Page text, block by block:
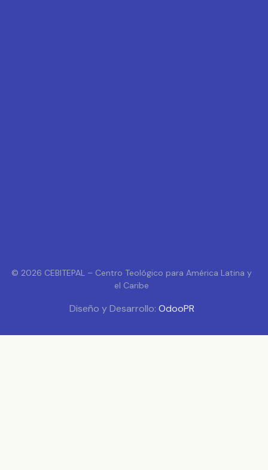
© 2026 CEBITEPAL – Centro Teológico para América Latina y
el Caribe
Diseño y Desarrollo: OdooPR